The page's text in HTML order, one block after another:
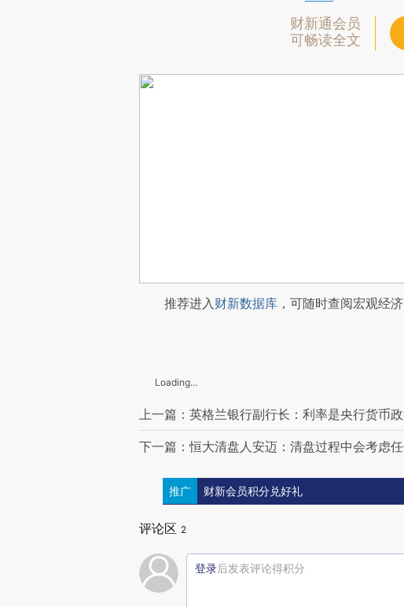
财新通会员
可畅读全文
推荐进入财新数据库 ，可随时查阅宏观经
Loading...
上一篇：英格兰银行副行长：利率是央行货币
下一篇：恒大清盘人安迈：清盘过程中会考虑
推广 财新会员积分兑好礼
评论区 2
登录后发表评论得积分